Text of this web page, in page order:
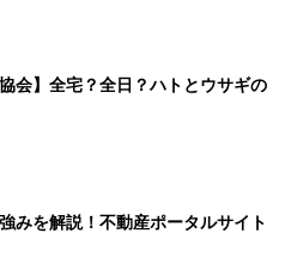
協会】全宅？全日？ハトとウサギの
みを解説！不動産ポータルサイト